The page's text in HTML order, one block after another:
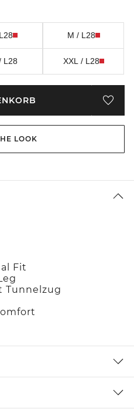
M / L28
L28 XXL / L28
LOOK
Fit
Tunnelzug